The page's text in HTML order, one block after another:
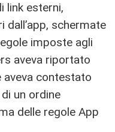
link esterni,
schermate
imposte agli
aveva riportato
aveva contestato
un ordine
delle regole App